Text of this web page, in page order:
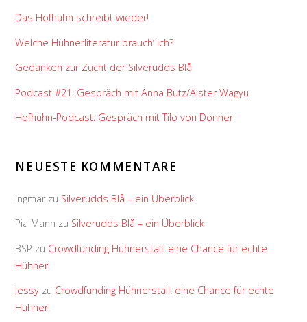
Das Hofhuhn schreibt wieder!
Welche Hühnerliteratur brauch‘ ich?
Gedanken zur Zucht der Silverudds Blå
Podcast #21: Gespräch mit Anna Butz/Alster Wagyu
Hofhuhn-Podcast: Gespräch mit Tilo von Donner
NEUESTE KOMMENTARE
Ingmarzu Silverudds Blå – ein Überblick
Pia Mann zu Silverudds Blå – ein Überblick
BSP zu Crowdfunding Hühnerstall: eine Chance für echte
Hühner!
Jessy zu Crowdfunding Hühnerstall: eine Chance für echte
Hühner!